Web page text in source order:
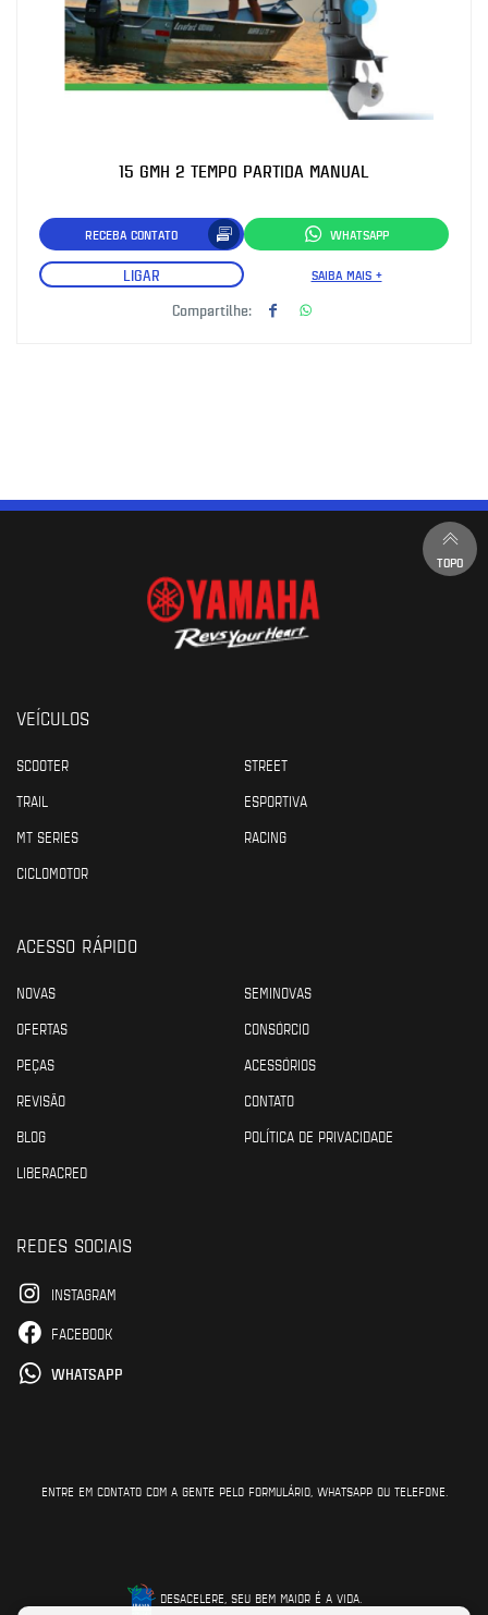
15 GMH 2 TEMPO PARTIDA MANUAL
RECEBA CONTATO WHATSAPP
LIGAR SAIBA MAIS +
Compartilhe:
TOPO
VEÍCULOS
SCOOTER
STREET
TRAIL
ESPORTIVA
MT SERIES
RACING
CICLOMOTOR
ACESSO RÁPIDO
NOVAS
SEMINOVAS
OFERTAS
CONSÓRCIO
PEÇAS
ACESSÓRIOS
REVISÃO
CONTATO
BLOG
POLÍTICA DE PRIVACIDADE
LIBERACRED
REDES SOCIAIS
INSTAGRAM
FACEBOOK
WHATSAPP
ENTRE EM CONTATO COM A GENTE PELO FORMULÁRIO, WHATSAPP OU TELEFONE.
DESACELERE, SEU BEM MAIOR É A VIDA.